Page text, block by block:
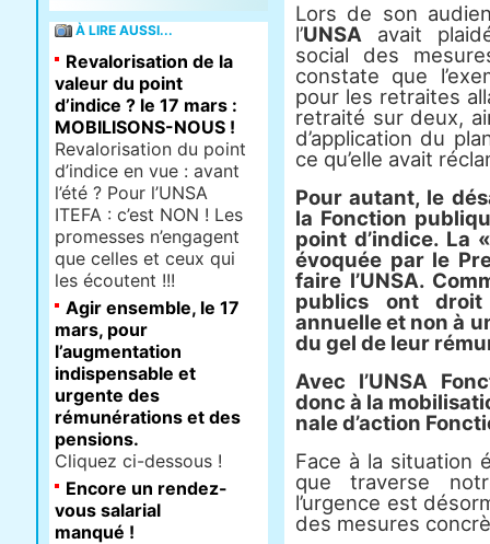
Lors de son
l’UNSA avait
social des
cons­tate que
pour les retrai­tes
retraité sur deux,
d’appli­ca­tion du
ce qu’elle avait
Pour autant, le
la Fonction
point d’indice. La
évoquée par le
faire l’UNSA.
publics ont
annuelle et non à
du gel de leur
Avec l’UNSA
donc à la
nale d’action
Face à la situa­tion
que tra­verse
l’urgence est
des mesu­res
À LIRE AUSSI...
Revalorisation de la
valeur du point
d’indice ? le 17 mars :
MOBILISONS-NOUS !
Revalorisation du point
d’indice en vue : avant
l’été ? Pour l’UNSA
ITEFA : c’est NON ! Les
promesses n’engagent
que celles et ceux qui
les écoutent !!!
Agir ensemble, le 17
mars, pour
l’augmentation
indispensable et
urgente des
rémunérations et des
pensions.
Cliquez ci-dessous !
Encore un rendez-
vous salarial
manqué !